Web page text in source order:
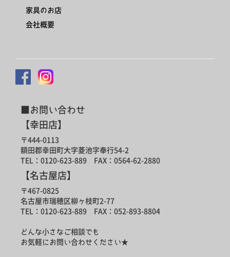
家具のお店
会社概要
■お問い合わせ
【幸田店】
〒444-0113
額田郡幸田町大字菱池字奉行54-2
TEL：0120-623-889 FAX：0564-62-2880
【名古屋店】
〒467-0825
名古屋市瑞穂区柳ヶ枝町2-77
TEL：0120-623-889 FAX：052-893-8804
どんな小さなご相談でも
お気軽にお問い合わせください★